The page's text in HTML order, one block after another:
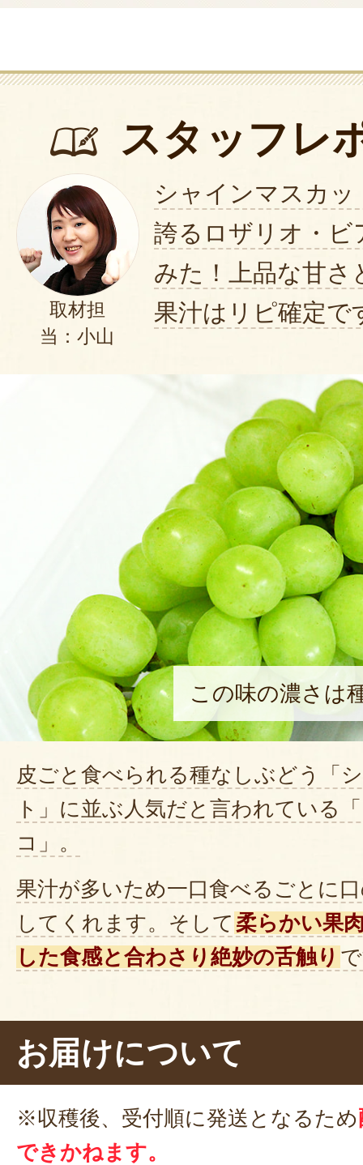
スタッフレ
取材担
当：小山
シャインマスカ
誇るロザリオ・ビ
みた！上品な甘さ
果汁はリピ確定で
この味の濃さは
皮ごと食べられる種なしぶどう「
ト」に並ぶ人気だと言われている
コ」。
果汁が多いため一口食べるごとに
してくれます。そして 柔らかい果
した食感と合わさり絶妙の舌触り
さらにもう一粒に手を伸ばすとそ
っぱりとした味わいが残っている
した。
確かに果肉は甘みが強いはずなの
お届けについて
※収穫後、受付順に発送となるため
できかねます。